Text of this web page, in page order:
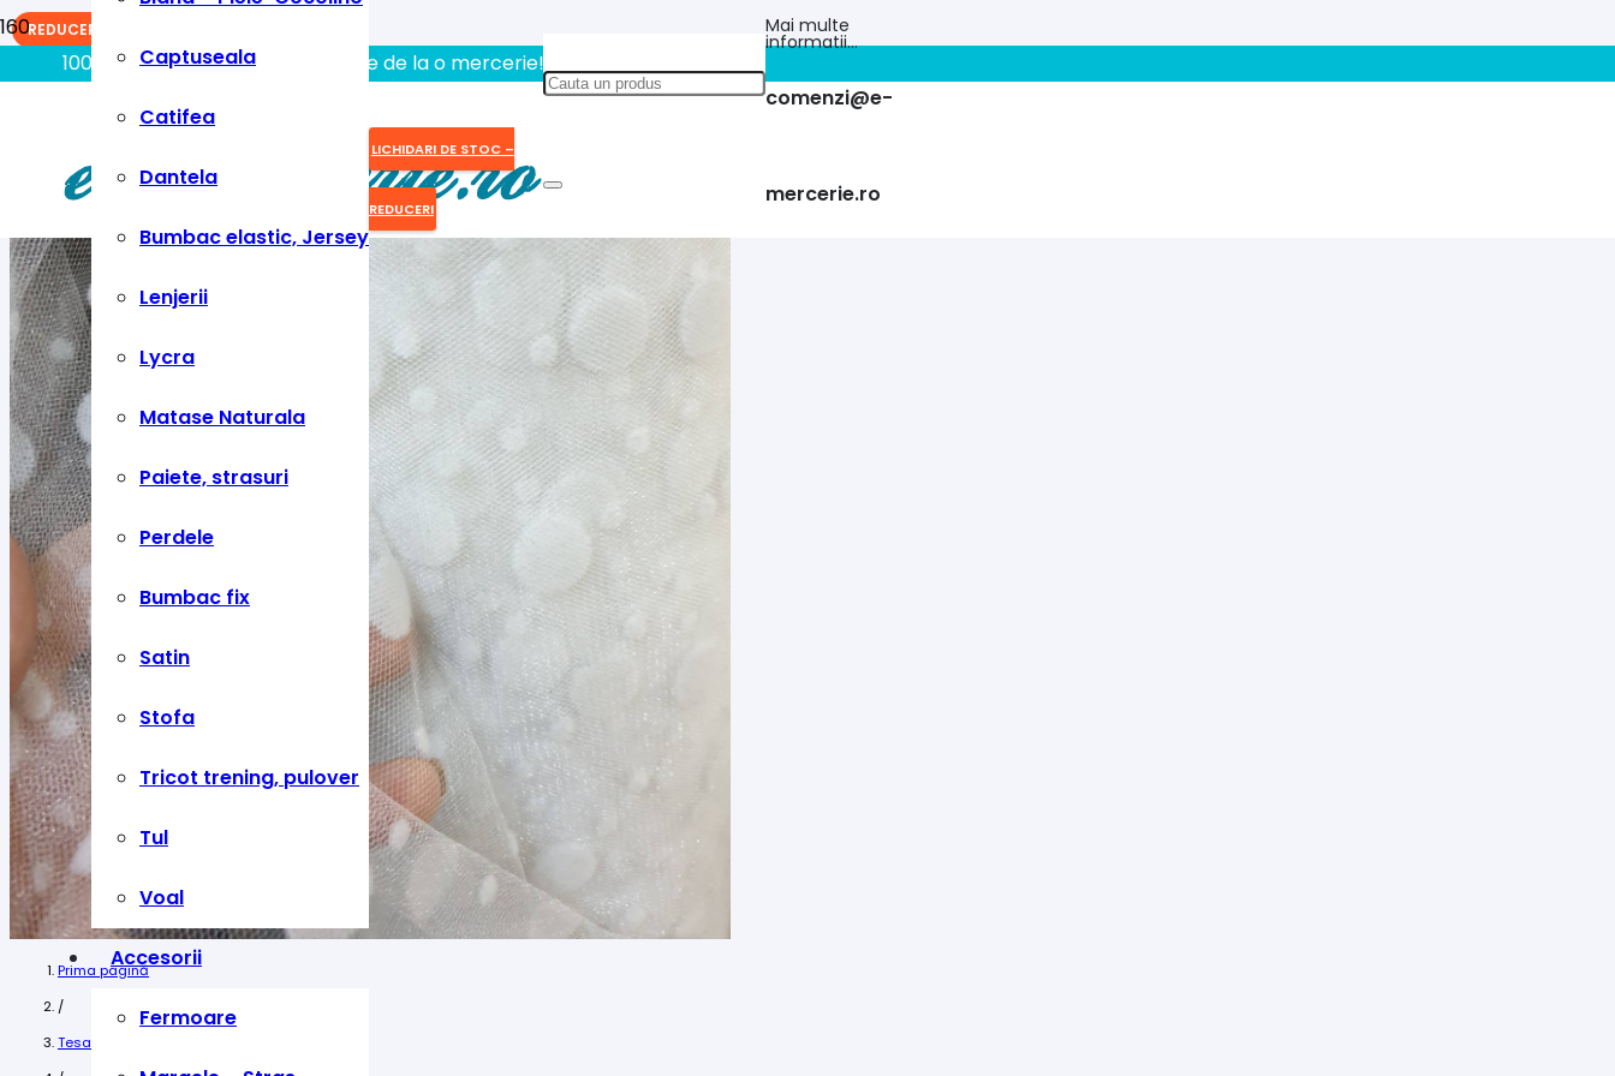
100% aici gasiti tot ce aveti nevoie de la o mercerie!!
Mai multe
informatii…
comenzi@e-
mercerie.ro
Captuseala
Catifea
Dantela
Bumbac elastic, Jersey
Lenjerii
Lycra
Matase Naturala
Paiete, strasuri
Perdele
Bumbac fix
Satin
Stofa
Tricot trening, pulover
Tul
Voal
Accesorii
Fermoare
LICHIDARI DE STOC –
REDUCERI
Prima pagină
/
Tesaturi
REDUCERI!